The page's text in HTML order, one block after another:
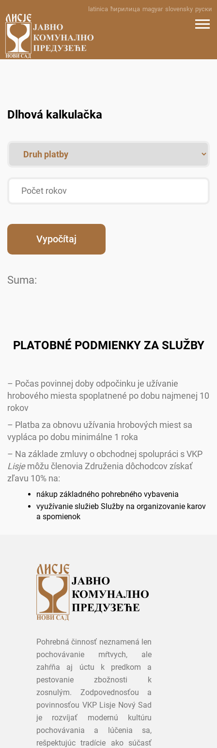
content
latinica ћирилица magyar slovensky руски
Dlhová kalkulačka
Suma:
PLATOBNÉ PODMIENKY ZA SLUŽBY
– Počas povinnej doby odpočinku je užívanie
hrobového miesta spoplatnené po dobu najmenej 10
rokov
– Platba za obnovu užívania hrobových miest sa
vypláca po dobu minimálne 1 roka
– Na základe zmluvy o obchodnej spolupráci s VKP
Lisjemôžu členovia Združenia dôchodcov získať
zľavu 10% na:
nákup základného pohrebného vybavenia
využívanie služieb Služby na organizovanie karov
a spomienok
Pohrebná činnosť neznamená len
pochovávanie mŕtvych, ale
zahŕňa aj úctu k predkom a
pestovanie zbožnosti k
zosnulým. Zodpovednosťou a
povinnosťou VKP Lisje Nový Sad
je rozvíjať modernú kultúru
pochovávania a lúčenia sa,
rešpektujúc tradície ako súčasť